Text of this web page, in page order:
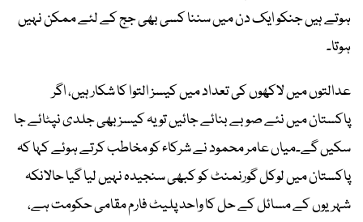
ہوتے ہیں جنکو ایک دن میں سننا کسی بھی جج کے لئے ممکن نہیں
ہوتا۔
عدالتوں میں لاکھوں کی تعداد میں کیسز التوا کا شکار ہیں، اگر
پاکستان میں نئے صوبے بنائے جائیں تو یہ کیسز بھی جلدی نپٹائے جا
سکیں گے۔میاں عامر محمود نے شرکاء کو مخاطب کرتے ہوئے کہا کہ
پاکستان میں لوکل گورنمنٹ کو کبھی سنجیدہ نہیں لیا گیا حالانکہ
شہریوں کے مسائل کے حل کا واحد پلیٹ فارم مقامی حکومت ہے،